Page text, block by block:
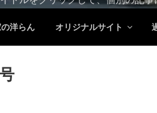
洋らん オリジナルサイト